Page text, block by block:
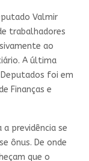
Valmir
trabalhadores
ao
A última
foi em
Finanças e
a previdência se
ônus. De onde
que o